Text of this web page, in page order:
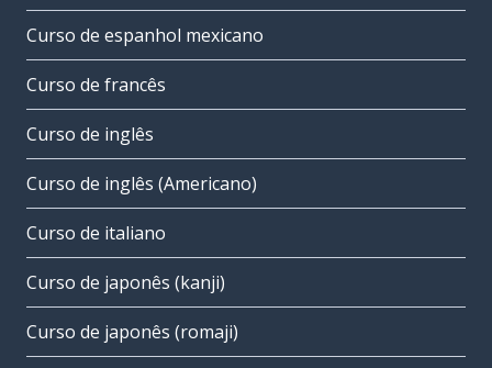
Curso de espanhol mexicano
Curso de francês
Curso de inglês
Curso de inglês (Americano)
Curso de italiano
Curso de japonês (kanji)
Curso de japonês (romaji)